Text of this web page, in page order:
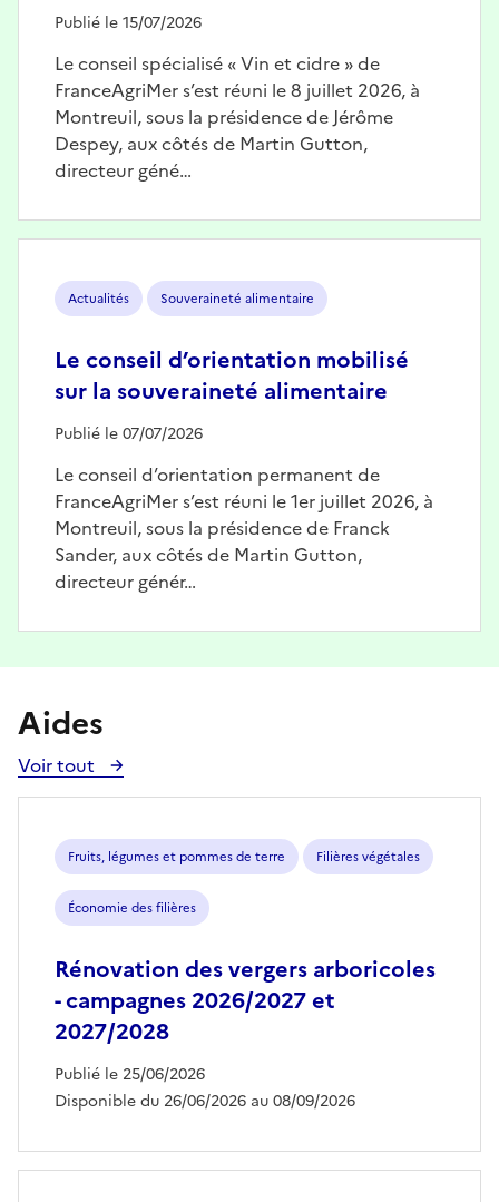
Publié le 15/07/2026
Le conseil spécialisé « Vin et cidre » de
FranceAgriMer s’est réuni le 8 juillet 2026, à
Montreuil, sous la présidence de Jérôme
Despey, aux côtés de Martin Gutton,
directeur géné…
Actualités Souveraineté alimentaire
Le conseil d’orientation mobilisé
sur la souveraineté alimentaire
Publié le 07/07/2026
Le conseil d’orientation permanent de
FranceAgriMer s’est réuni le 1er juillet 2026, à
Montreuil, sous la présidence de Franck
Sander, aux côtés de Martin Gutton,
directeur génér…
Aides
Voir tout
Voir
toutes
aides
Fruits, légumes et pommes de terre Filières végétales
Économie des filières
Rénovation des vergers arboricoles
- campagnes 2026/2027 et
2027/2028
Publié le 25/06/2026
Disponible du 26/06/2026 au 08/09/2026